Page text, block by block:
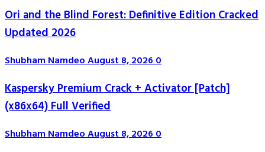
Ori and the Blind Forest: Definitive Edition Cracked
Updated 2026
Shubham NamdeoAugust 8, 20260
Kaspersky Premium Crack + Activator [Patch]
(x86x64) Full Verified
Shubham NamdeoAugust 8, 20260